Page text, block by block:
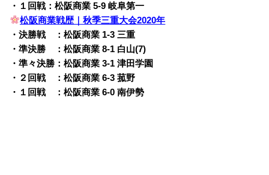
・１ 回戦：松阪商業 5-9 岐阜第一
松阪商業戦歴｜秋季三重大会2020年
・決勝戦 ：松阪商業 1-3 三重
・準決勝 ：松阪商業 8-1 白山(7)
・準々決勝：松阪商業 3-1 津田学園
・２回戦 ：松阪商業 6-3 菰野
・１回戦 ：松阪商業 6-0 南伊勢